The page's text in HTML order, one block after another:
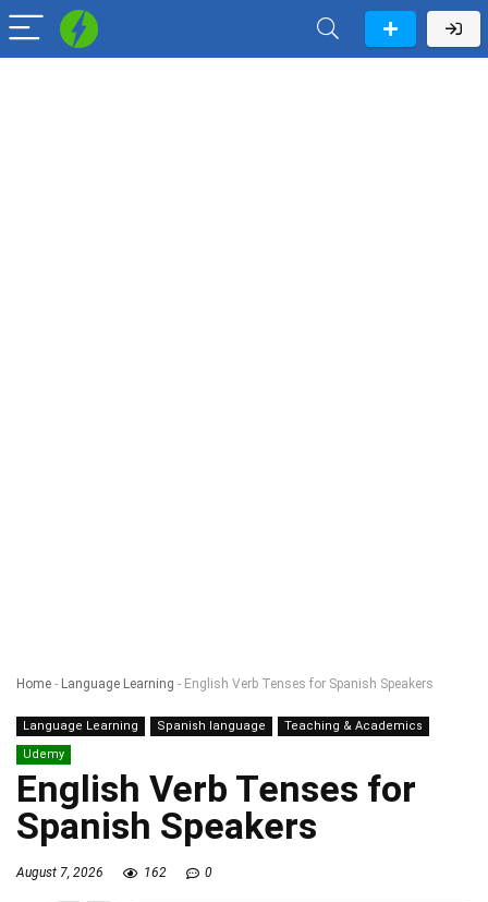
Home - Language Learning - English Verb Tenses for Spanish Speakers
Language Learning Spanish language
Teaching & Academics
Udemy
English Verb Tenses for
Spanish Speakers
August 7, 2026 162 0